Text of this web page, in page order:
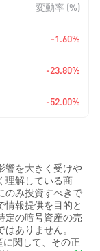
変動率 (%)
-1.60%
-23.80%
-52.00%
響を大きく受けや
理解している商
のみ投資すべきで
情報提供を目的と
定の暗号資産の売
ありません。
関して、その正